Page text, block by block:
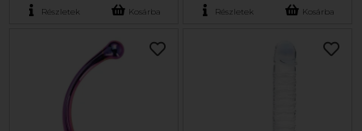
Részletek Kosárba Részletek Kosárba